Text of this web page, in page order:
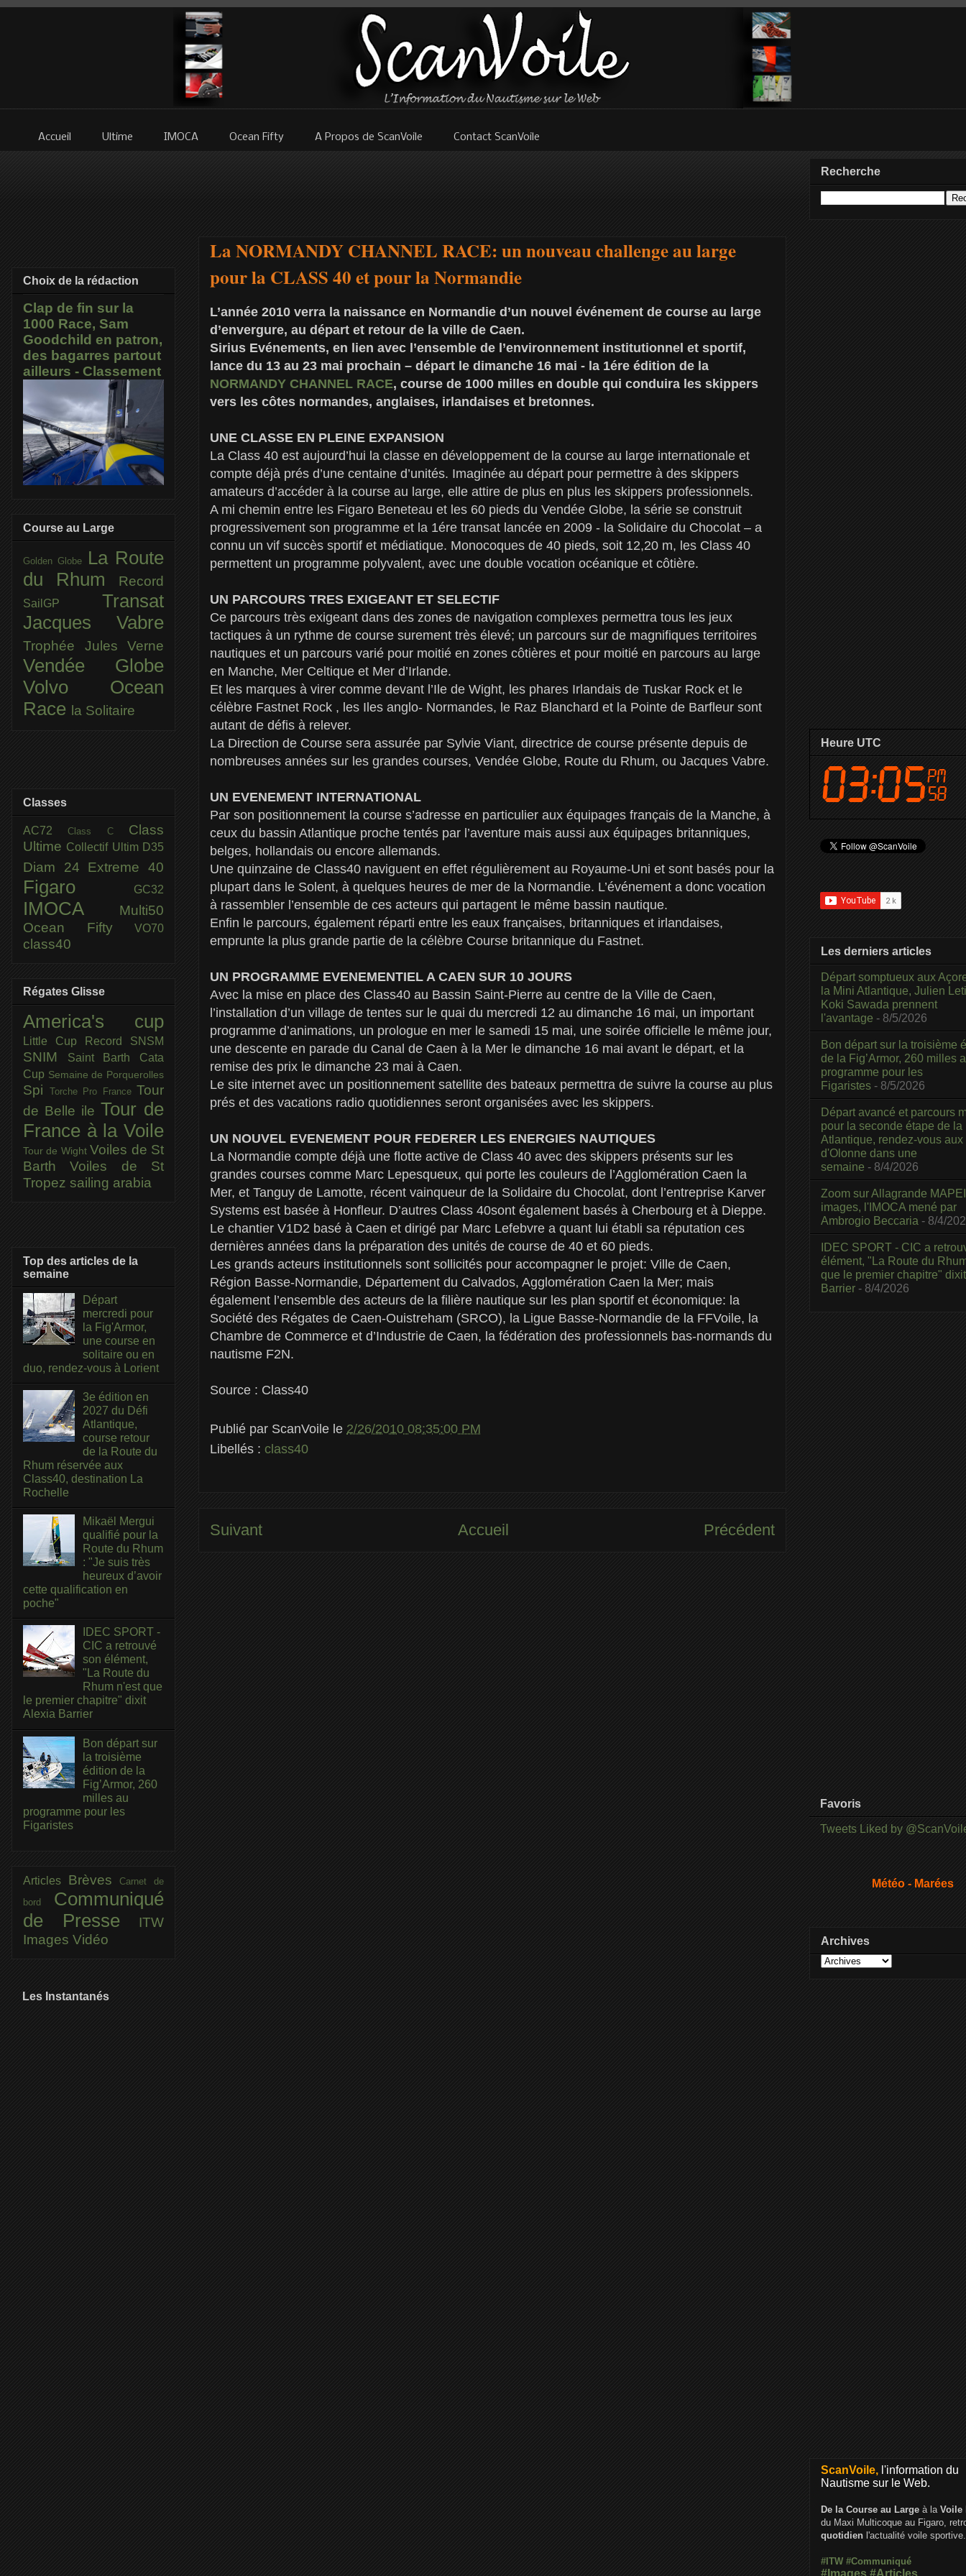
Accueil Ultime IMOCA Ocean Fifty A Propos de ScanVoile Contact ScanVoile
La NORMANDY CHANNEL RACE: un nouveau challenge au large
pour la CLASS 40 et pour la Normandie
L’année 2010 verra la naissance en Normandie d’un nouvel événement de course au large
d’envergure, au départ et retour de la ville de Caen.
Sirius Evénements, en lien avec l’ensemble de l’environnement institutionnel et sportif,
lance du 13 au 23 mai prochain – départ le dimanche 16 mai - la 1ére édition de la
NORMANDY CHANNEL RACE, course de 1000 milles en double qui conduira les skippers
vers les côtes normandes, anglaises, irlandaises et bretonnes.
UNE CLASSE EN PLEINE EXPANSION
La Class 40 est aujourd’hui la classe en développement de la course au large internationale et
compte déjà prés d’une centaine d’unités. Imaginée au départ pour permettre à des skippers
amateurs d’accéder à la course au large, elle attire de plus en plus les skippers professionnels.
A mi chemin entre les Figaro Beneteau et les 60 pieds du Vendée Globe, la série se construit
progressivement son programme et la 1ére transat lancée en 2009 - la Solidaire du Chocolat – a
connu un vif succès sportif et médiatique. Monocoques de 40 pieds, soit 12,20 m, les Class 40
permettent un programme polyvalent, avec une double vocation océanique et côtière.
UN PARCOURS TRES EXIGEANT ET SELECTIF
Ce parcours très exigeant dans des zones de navigation complexes permettra tous les jeux
tactiques à un rythme de course surement très élevé; un parcours sur de magnifiques territoires
nautiques et un parcours varié pour moitié en zones côtières et pour moitié en parcours au large
en Manche, Mer Celtique et Mer d’Irlande.
Et les marques à virer comme devant l’Ile de Wight, les phares Irlandais de Tuskar Rock et le
célèbre Fastnet Rock , les Iles anglo- Normandes, le Raz Blanchard et la Pointe de Barfleur sont
autant de défis à relever.
La Direction de Course sera assurée par Sylvie Viant, directrice de course présente depuis de
nombreuses années sur les grandes courses, Vendée Globe, Route du Rhum, ou Jacques Vabre.
UN EVENEMENT INTERNATIONAL
Par son positionnement la course s’adresse en particulier aux équipages français de la Manche, à
ceux du bassin Atlantique proche tentés par l’aventure mais aussi aux équipages britanniques,
belges, hollandais ou encore allemands.
Une quinzaine de Class40 naviguent en effet régulièrement au Royaume-Uni et sont basés pour la
plupart dans le Solent, à quelques heures de mer de la Normandie. L’événement a donc vocation
à rassembler l’ensemble de ces acteurs qui partagent le même bassin nautique.
Enfin le parcours, également réparti entre les eaux françaises, britanniques et irlandaises,
emprunte la plus grande partie de la célèbre Course britannique du Fastnet.
UN PROGRAMME EVENEMENTIEL A CAEN SUR 10 JOURS
Avec la mise en place des Class40 au Bassin Saint-Pierre au centre de la Ville de Caen,
l’installation d’un village de tentes sur le quai du mercredi 12 au dimanche 16 mai, un important
programme d’animations, un prologue en mer le samedi 15 mai, une soirée officielle le même jour,
une descente en parade du Canal de Caen à la Mer le dimanche 16 mai avant le départ, et la
remise des prix le dimanche 23 mai à Caen.
Le site internet avec un positionnement satellite des bateaux permettra de suivre la course au plus
prés et des vacations radio quotidiennes seront organisées avec les skippers.
UN NOUVEL EVENEMENT POUR FEDERER LES ENERGIES NAUTIQUES
La Normandie compte déjà une flotte active de Class 40 avec des skippers présents sur les
grandes courses comme Marc Lepesqueux, qui porte les couleurs de l’Agglomération Caen la
Mer, et Tanguy de Lamotte, récent vainqueur de la Solidaire du Chocolat, dont l’entreprise Karver
Systems est basée à Honfleur. D’autres Class 40sont également basés à Cherbourg et à Dieppe.
Le chantier V1D2 basé à Caen et dirigé par Marc Lefebvre a quant lui établi sa réputation ces
dernières années dans la préparation des unités de course de 40 et 60 pieds.
Les grands acteurs institutionnels sont sollicités pour accompagner le projet: Ville de Caen,
Région Basse-Normandie, Département du Calvados, Agglomération Caen la Mer; mais
également l’ensemble des acteurs de la filière nautique sur les plan sportif et économique: la
Société des Régates de Caen-Ouistreham (SRCO), la Ligue Basse-Normandie de la FFVoile, la
Chambre de Commerce et d’Industrie de Caen, la fédération des professionnels bas-normands du
nautisme F2N.
Source : Class40
Publié par ScanVoile le 2/26/2010 08:35:00 PM
Libellés : class40
Suivant Précédent
Accueil
Choix de la rédaction
Clap de fin sur la
1000 Race, Sam
Goodchild en patron,
des bagarres partout
ailleurs - Classement
Course au Large
Golden Globe
La Route
du Rhum
Record
SailGP Transat
Jacques Vabre
Trophée Jules Verne
Vendée Globe
Volvo Ocean
Race la Solitaire
Classes
AC72Class C Class
Ultime Collectif Ultim D35
Diam 24 Extreme 40
Figaro GC32
IMOCA
Multi50
Ocean Fifty
VO70
class40
Régates Glisse
America's cup
Little Cup Record SNSM
SNIM
Saint Barth Cata
Cup Semaine de Porquerolles
Spi Torche Pro France Tour
de Belle ile Tour de
France à la Voile
Tour de Wight Voiles de St
BarthVoiles de St
Tropez sailing arabia
Top des articles de la
semaine
Départ
mercredi pour
la Fig'Armor,
une course en
solitaire ou en
duo, rendez-vous à Lorient
3e édition en
2027 du Défi
Atlantique,
course retour
de la Route du
Rhum réservée aux
Class40, destination La
Rochelle
Mikaël Mergui
qualifié pour la
Route du Rhum
: "Je suis très
heureux d’avoir
cette qualification en
poche"
IDEC SPORT -
CIC a retrouvé
son élément,
"La Route du
Rhum n'est que
le premier chapitre" dixit
Alexia Barrier
Bon départ sur
la troisième
édition de la
Fig’Armor, 260
milles au
programme pour les
Figaristes
Articles BrèvesCarnet de
bord Communiqué
de Presse
ITW
Images Vidéo
Les Instantanés
Recherche
Heure UTC
Les derniers articles
Départ somptueux aux
la Mini Atlantique, Julien
Koki Sawada prennent
l'avantage - 8/5/2026
Bon départ sur la troisième
de la Fig’Armor, 260 milles
programme pour les
Figaristes - 8/5/2026
Départ avancé et parcours
pour la seconde étape de la
Atlantique, rendez-vous
d'Olonne dans une
semaine - 8/4/2026
Zoom sur Allagrande
images, l'IMOCA mené par
Ambrogio Beccaria - 8/4/
IDEC SPORT - CIC a
élément, "La Route du
que le premier chapitre"
Barrier - 8/4/2026
Favoris
Tweets Liked by
Météo - Marées
Archives
ScanVoile, l'information du
Nautisme sur le Web.
De la Course au Large à la Voile
du Maxi Multicoque au Figaro,
quotidien l'actualité voile sportive.
#ITW #Communiqué
#Images #Articles